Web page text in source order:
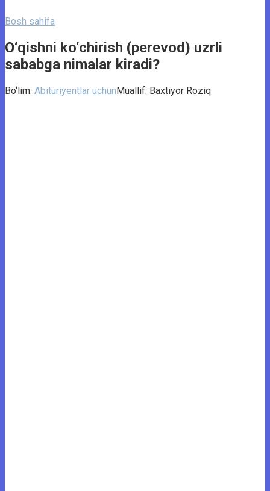
Bosh sahifa
O‘qishni ko‘chirish (perevod) uzrli
sababga nimalar kiradi?
Bo‘lim: Abituriyentlar uchunMuallif: Baxtiyor Roziq